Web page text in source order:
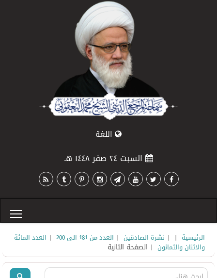
اللغة
السبت ٢٤ صفر ١٤٤٨ هـ
الرئيسية |
| نشرة الصادقين | العدد من 181 الى 200 | العدد المائة
والاثنان والثمانون | الصفحة الثانية